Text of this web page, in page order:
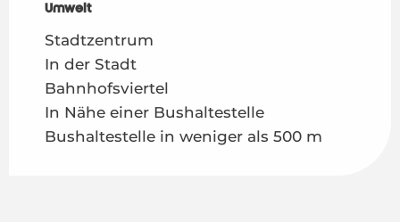
Umwelt
Umwelt
Stadtzentrum
In der Stadt
Bahnhofsviertel
In Nähe einer Bushaltestelle
Bushaltestelle in weniger als 500 m